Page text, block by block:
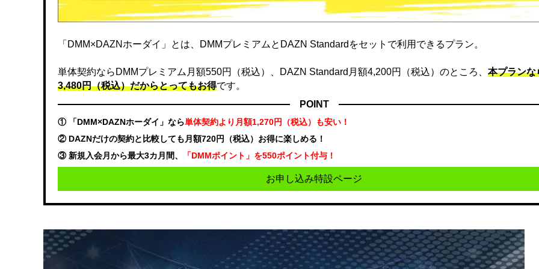
「DMM×DAZNホーダイ」とは、DMMプレミアムとDAZN Standardをセットで利用できるプラン。
単体契約ならDMMプレミアム月額550円（税込）、DAZN Standard月額4,200円（税込）のところ、 本プランな
3,480円（税込）だからとってもお得です。
POINT
① 「DMM×DAZNホーダイ」なら単体契約より月額1,270円（税込）も安い！
② DAZNだけの契約と比較しても月額720円（税込）お得に楽しめる！
③ 新規入会月から最大3カ月間、
「DMMポイント」を550ポイント付与！
お申し込み特設ページ